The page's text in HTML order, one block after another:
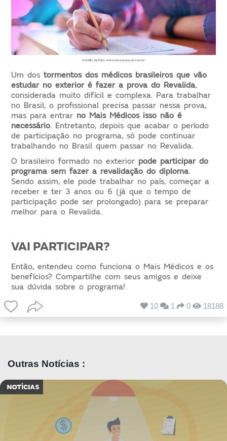
Um dostormentos dos médicos brasileiros que vão
estudar no exterior é fazer a prova do Revalida,
considerada muito difícil e complexa. Para trabalhar
no Brasil, o profissional precisa passar nessa prova,
mas para entrar no Mais Médicos isso não é
necessário. Entretanto, depois que acabar o período
de participação no programa, só pode continuar
trabalhando no Brasil quem passar no Revalida.
O brasileiro formado no exterior pode participar do
programa sem fazer a revalidação do diploma.
Sendo assim, ele pode trabalhar no país, começar a
receber e ter 3 anos ou 6 (já que o tempo de
participação pode ser prolongado) para se preparar
melhor para o Revalida.
VAI PARTICIPAR?
Então, entendeu como funciona o Mais Médicos e os
benefícios? Compartilhe com seus amigos e deixe
sua dúvida sobre o programa!
10 1 0 18188
Outras Notícias :